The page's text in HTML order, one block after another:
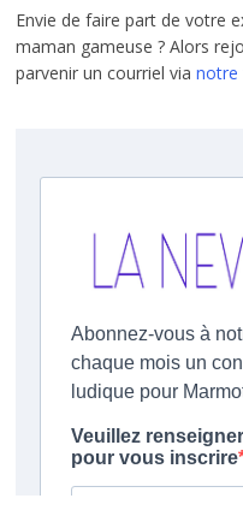
Envie de faire part de votre
maman gameuse ? Alors
parvenir un courriel vianotre